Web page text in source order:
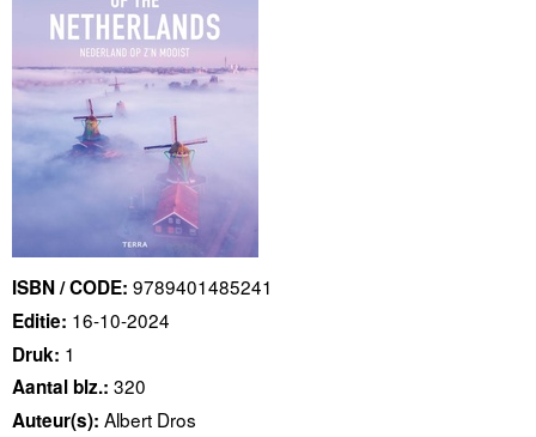
ISBN / CODE: 9789401485241
Editie: 16-10-2024
Druk: 1
Aantal blz.: 320
Auteur(s): Albert Dros